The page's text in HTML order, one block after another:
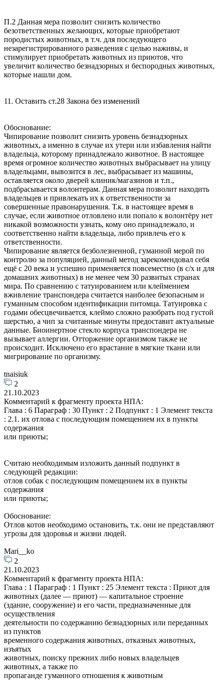
П.2 Данная мера позволит снизить количество
безответственных желающих, которые приобретают
породистых животных, в т.ч. для последующего
незарегистрированного разведения с целью наживы, и
стимулирует приобретать животных из приютов, что
увеличит количество безнадзорных и беспородных животных,
которые нашли дом.
11. Оставить ст.28 Закона без изменений
Обоснование:
Чипирование позволит снизить уровень безнадзорных
животных, а именно в случае их утери или избавления найти
владельца, которому принадлежало животное. В настоящее
время огромное количество животных выбрасывает на улицу
владельцами, вывозится в лес, выбрасывает из машины,
оставляется около дверей клиник/магазинов и т.п.,
подбрасывается волонтерам. Данная мера позволит находить
владельцев и привлекать их к ответственности за
совершенные правонарушения. Т.к. в настоящее время в
случае, если животное отловлено или попало к волонтёру нет
никакой возможности узнать, кому оно принадлежало, и
соответственно найти владельца, либо привлечь его к
ответственности.
Чипирование является безболезненной, гуманной мерой по
контролю за популяцией, данный метод зарекомендовал себя
ещё с 20 века и успешно применяется повсеместно (в с/х и для
домашних животных) в не менее чем 30 развитых странах
мира. По сравнению с татуированием или клеймением
вживление транспондера считается наиболее безопасным и
гуманным способом идентификации питомца. Татуировка с
годами обесцвечивается, клеймо сложно разобрать под густой
шерстью, а чип за считанные минуты предоставит актуальные
данные. Биоинертное стекло корпуса транспондера не
вызывает аллергии. Отторжение организмом также не
происходит. Исключено его врастание в мягкие ткани или
мигрирование по организму.
tnaisiuk
2
21.10.2023
Комментарий к фрагменту проекта НПА:
Глава : 6 Параграф : 30 Пункт : 2 Подпункт : 1 Элемент текста
: 2.1. их отлова с последующим помещением их в пункты
содержания
или приюты;
Считаю необходимым изложить данный подпункт в
следующей редакции:
отлов собак с последующим помещением их в пункты
содержания
или приюты;
Обоснование:
Отлов котов необходимо остановить, т.к. они не представляют
угрозы для здоровья и жизни людей.
Mari__ko
2
21.10.2023
Комментарий к фрагменту проекта НПА:
Глава : 1 Параграф : 1 Пункт : 25 Элемент текста : Приют для
животных (далее — приют) — капитальное строение
(здание, сооружение) и его части, предназначенные для
осуществления
деятельности по содержанию безнадзорных или переданных
из пунктов
временного содержания животных, отказных животных,
изъятых
животных, поиску прежних либо новых владельцев
животных, а также по
пропаганде гуманного отношения к животным